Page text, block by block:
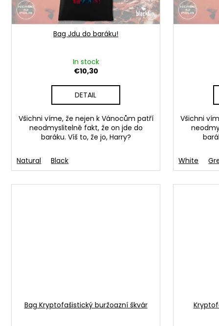
o
d Bag Jdu do baráku!
In stock
€10,30
DETAIL
Všichni víme, že nejen k Vánocům patří
neodmyslitelně fakt, že on jde do
baráku. Víš to, že jo, Harry?
Natural Black
Všichni
White
Bag Kryptofašistický buržoazní škvár